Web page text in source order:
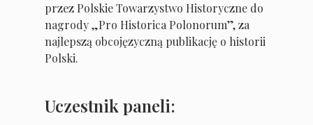
przez Polskie Towarzystwo Historyczne do
nagrody „Pro Historica Polonorum”, za
najlepszą obcojęzyczną publikację o historii
Polski.
Uczestnik paneli: